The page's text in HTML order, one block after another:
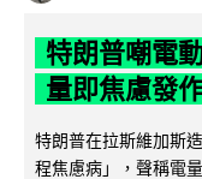
特朗普嘲電
量即焦慮發
特朗普在拉斯維加斯
程焦慮病」，聲稱電